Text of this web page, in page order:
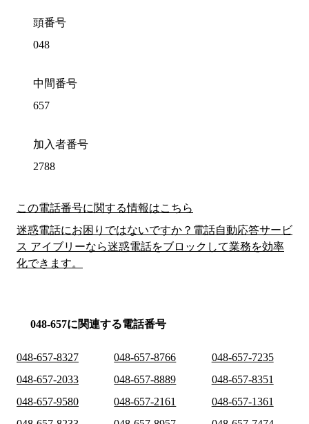
頭番号
048
中間番号
657
加入者番号
2788
この電話番号に関する情報はこちら
迷惑電話にお困りではないですか？電話自動応答サービ
ス アイブリーなら迷惑電話をブロックして業務を効率
化できます。
048-657に関連する電話番号
048-657-8327 048-657-8766
048-657-7235
048-657-2033
048-657-8889
048-657-8351
048-657-9580
048-657-2161
048-657-1361